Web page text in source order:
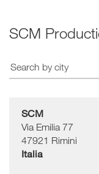
SCM
SCM
Via Emilia 77
47921 Rimini
Italia